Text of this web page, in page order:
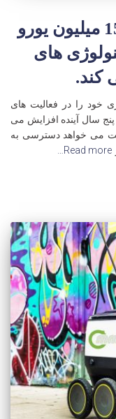
پورشه با سرمایه گذاری 150 میلیون یورو
های
خود را در فعالیت های
یورو برای پنج سال آینده افزایش می
می خواهد دسترسی به
Read more…